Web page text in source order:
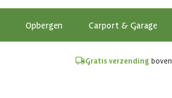
Opbergen Carport & Garage
Gratis verzending